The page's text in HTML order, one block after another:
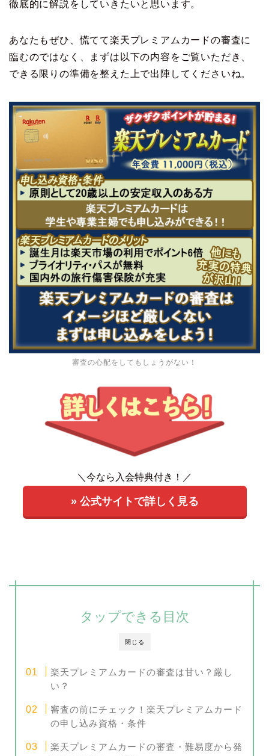
徹底的に解説をしていきたいと思います。
あなたもぜひ、慌てて楽天プレミアムカードの審査に
臨むのではなく、まずは以下の内容をご覧いただき、
できる限りの準備を整えた上で出陣してくださいね。
審査の心配をしてもしょうがない！
＼今なら入会特典付き！／
» 公式サイトで詳しく見る
閉じる
タップできる目次
楽天プレミアムカードの審査は甘い？厳し
い？
審査の前にチェック！楽天プレミアムカード
の申し込み資格・条件
楽天プレミアムカードの審査・難易度から発